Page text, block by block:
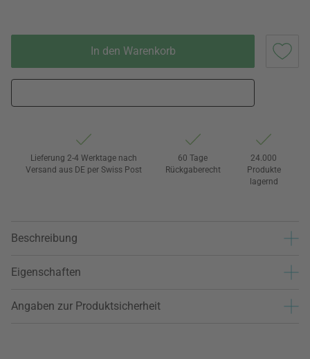
In den Warenkorb
Lieferung 2-4 Werktage nach
Versand aus DE per Swiss Post
60 Tage
Rückgaberecht
24.000
Produkte
lagernd
Beschreibung
Eigenschaften
Angaben zur Produktsicherheit